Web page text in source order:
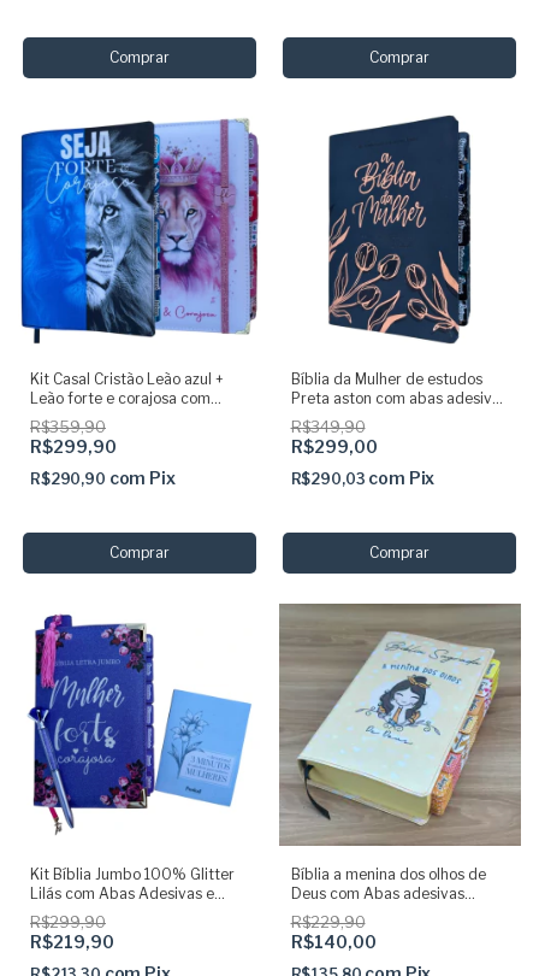
Kit Casal Cristão Leão azul +
Leão forte e corajosa com
elastico Abas adesivas e Harpa
R$359,90
R$299,90
R$290,90 com Pix
Bíblia da Mulher de estudos
Preta aston com abas adesivas
ARC capa luxo SBB
R$349,90
R$299,00
R$290,03 com Pix
Kit Bíblia Jumbo 100% Glitter
Lilás com Abas Adesivas e
Pingente + Caneta +
Devocional + Marca
R$299,90
R$219,90
Bíblia a menina dos olhos de
Deus com Abas adesivas
coladas com harpa - ARC
R$229,90
R$140,00